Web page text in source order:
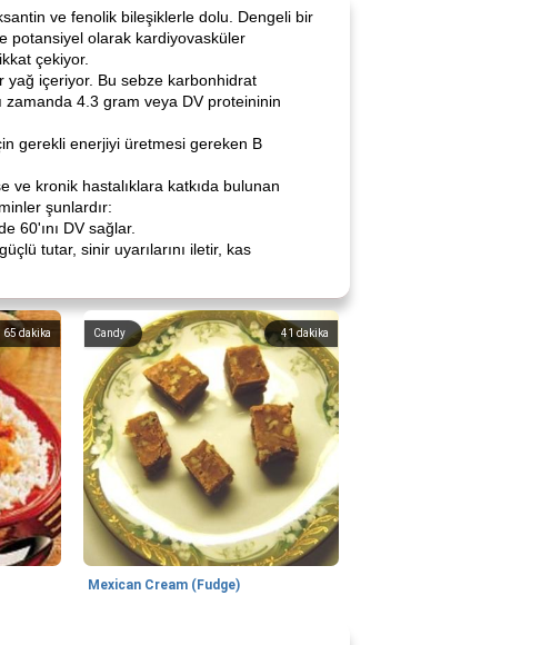
ve fenolik bileşiklerle dolu. Dengeli bir
potansiyel olarak kardiyovasküler
çekiyor.
yağ içeriyor. Bu sebze karbonhidrat
zamanda 4.3 gram veya DV proteininin
gerekli enerjiyi üretmesi gereken B
kronik hastalıklara katkıda bulunan
şunlardır:
60'ını DV sağlar.
tutar, sinir uyarılarını iletir, kas
65 dakika 41 dakika
Candy
Mexican Cream (Fudge)